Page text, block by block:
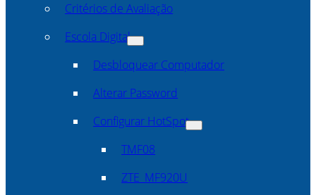
Critérios de Avaliação
Escola Digital
Desbloquear Computador
Alterar Password
Configurar HotSpot
TMF08
ZTE_MF920U